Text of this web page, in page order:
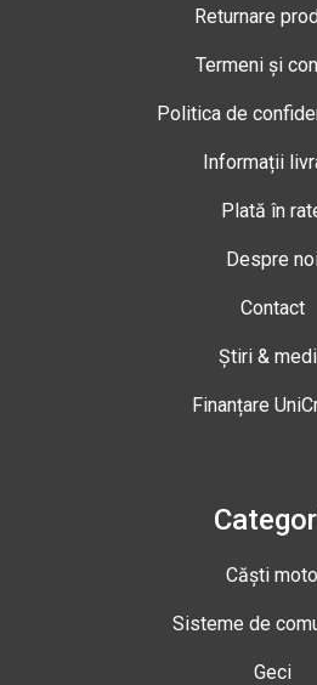
Returnare
Termeni și
Politica de
Informații
Plată în
Despre
Contact
Știri &
Finanțare
Căști moto
Sisteme de
Geci